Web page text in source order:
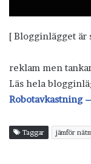
[ Blogginlägget är
(Det här
reklam men
Läs hela
Robotavkastning
Taggar jämför